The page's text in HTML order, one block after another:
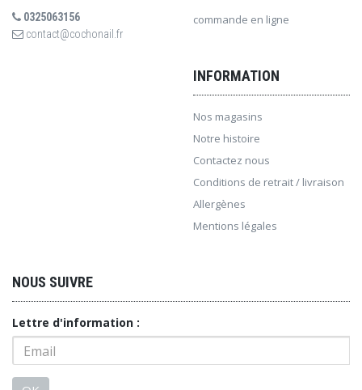
0325063156
contact@cochonail.fr
commande en ligne
INFORMATION
Nos magasins
Notre histoire
Contactez nous
Conditions de retrait / livraison
Allergènes
Mentions légales
NOUS SUIVRE
Lettre d'information :